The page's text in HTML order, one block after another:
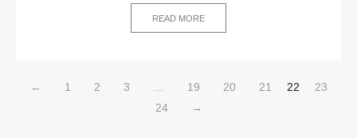
READ MORE
← 1 2 3 19 20 21 22
23
24
→